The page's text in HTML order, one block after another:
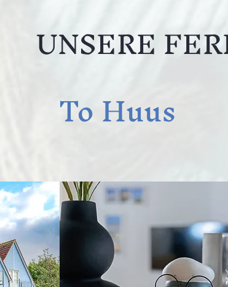
UNSERE
To Huus